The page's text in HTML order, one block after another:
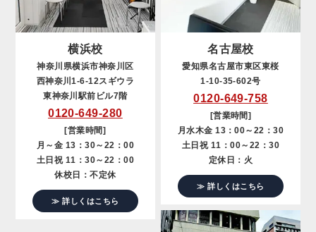
横浜校
神奈川県横浜市神奈川区
西神奈川1-6-12スギウラ
東神奈川駅前ビル7階
0120-649-280
[営業時間]
月～金 13：30～22：00
土日祝 11：30～22：00
休校日：不定休
≫ 詳しくはこちら
名古屋校
愛知県名古屋市東区東桜
1-10-35-602号
0120-649-758
[営業時間]
月水木金 13：00～22：30
土日祝 11：00～22：30
定休日：火
≫ 詳しくはこちら